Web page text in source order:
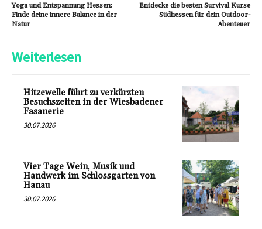
Yoga und Entspannung Hessen:
Finde deine innere Balance in der
Natur
Entdecke die besten Survival Kurse
Südhessen für dein Outdoor-
Abenteuer
Weiterlesen
Hitzewelle führt zu verkürzten
Besuchszeiten in der Wiesbadener
Fasanerie
30.07.2026
Vier Tage Wein, Musik und
Handwerk im Schlossgarten von
Hanau
30.07.2026